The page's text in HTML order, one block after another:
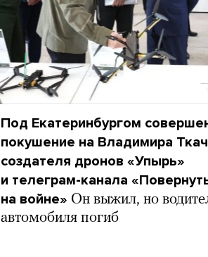
Под Екатеринбургом
покушение на Владимира
создателя дронов «Упырь»
и телеграм-канала
на войне» Он выжил, но
автомобиля погиб